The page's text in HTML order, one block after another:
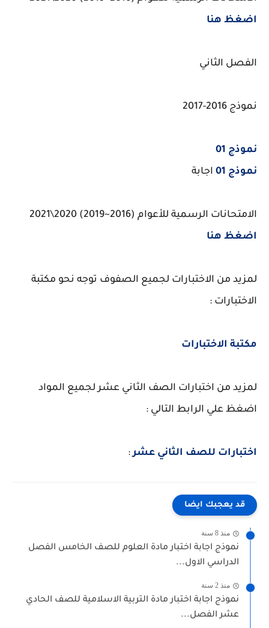
اضغظ هنا
الفصل الثاني
نموذج 2016-2017
نموذج 01
نموذج 01
اجابة
الامتحانات الرسمية للأعوام (2016~2019) 2020\2021
اضغظ هنا
لمزيد من الاختبارات لجميع الصفوف توجه نحو مكتبة
الاختبارات :
مكتبة الاختبارات
لمزيد من اختبارات الصف الثاني عشر لجميع المواد
اضغظ علي الرابط التالي :
اختبارات للصف الثاني عشر:
قد يعجبك ايضا
منذ 8 سنة
نموذج اجابة اختبار مادة العلوم للصف الخامس الفصل
الدراسي الاول...
منذ 2 سنة
نموذج اجابة اختبار مادة التربية الاسلامية للصف الحادي
عشر الفصل...